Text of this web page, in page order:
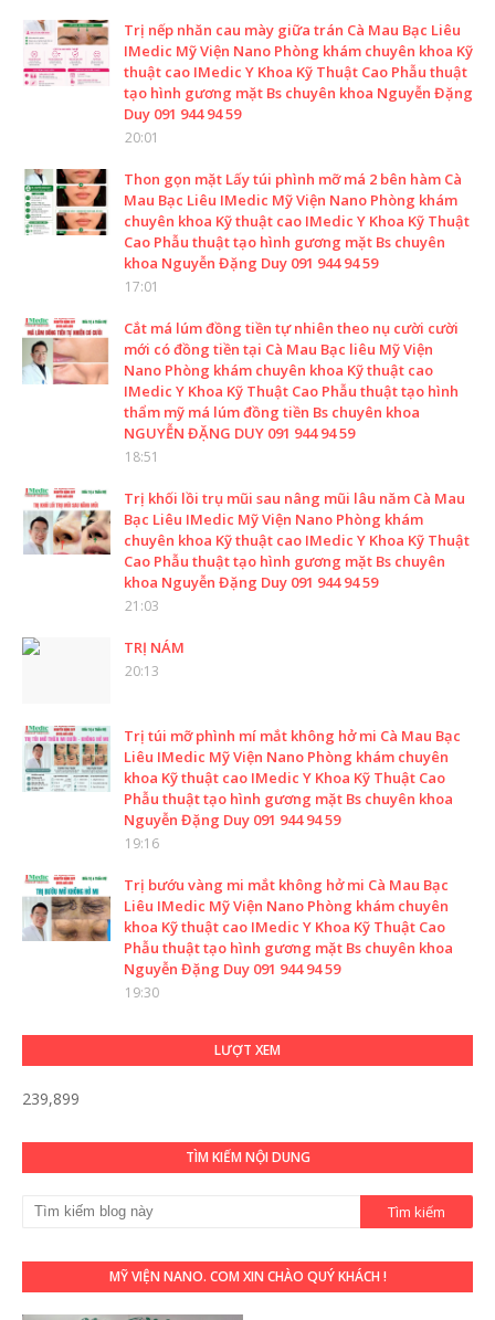
Trị nếp nhăn cau mày giữa trán Cà Mau Bạc Liêu
IMedic Mỹ Viện Nano Phòng khám chuyên khoa Kỹ
thuật cao IMedic Y Khoa Kỹ Thuật Cao Phẫu thuật
tạo hình gương mặt Bs chuyên khoa Nguyễn Đặng
Duy 091 944 94 59
20:01
Thon gọn mặt Lấy túi phình mỡ má 2 bên hàm Cà
Mau Bạc Liêu IMedic Mỹ Viện Nano Phòng khám
chuyên khoa Kỹ thuật cao IMedic Y Khoa Kỹ Thuật
Cao Phẫu thuật tạo hình gương mặt Bs chuyên
khoa Nguyễn Đặng Duy 091 944 94 59
17:01
Cắt má lúm đồng tiền tự nhiên theo nụ cười cười
mới có đồng tiền tại Cà Mau Bạc liêu Mỹ Viện
Nano Phòng khám chuyên khoa Kỹ thuật cao
IMedic Y Khoa Kỹ Thuật Cao Phẫu thuật tạo hình
thẩm mỹ má lúm đồng tiền Bs chuyên khoa
NGUYỄN ĐẶNG DUY 091 944 94 59
18:51
Trị khối lồi trụ mũi sau nâng mũi lâu năm Cà Mau
Bạc Liêu IMedic Mỹ Viện Nano Phòng khám
chuyên khoa Kỹ thuật cao IMedic Y Khoa Kỹ Thuật
Cao Phẫu thuật tạo hình gương mặt Bs chuyên
khoa Nguyễn Đặng Duy 091 944 94 59
21:03
TRỊ NÁM
20:13
Trị túi mỡ phình mí mắt không hở mi Cà Mau Bạc
Liêu IMedic Mỹ Viện Nano Phòng khám chuyên
khoa Kỹ thuật cao IMedic Y Khoa Kỹ Thuật Cao
Phẫu thuật tạo hình gương mặt Bs chuyên khoa
Nguyễn Đặng Duy 091 944 94 59
19:16
Trị bướu vàng mi mắt không hở mi Cà Mau Bạc
Liêu IMedic Mỹ Viện Nano Phòng khám chuyên
khoa Kỹ thuật cao IMedic Y Khoa Kỹ Thuật Cao
Phẫu thuật tạo hình gương mặt Bs chuyên khoa
Nguyễn Đặng Duy 091 944 94 59
19:30
LƯỢT XEM
239,899
TÌM KIẾM NỘI DUNG
MỸ VIỆN NANO. COM XIN CHÀO QUÝ KHÁCH !